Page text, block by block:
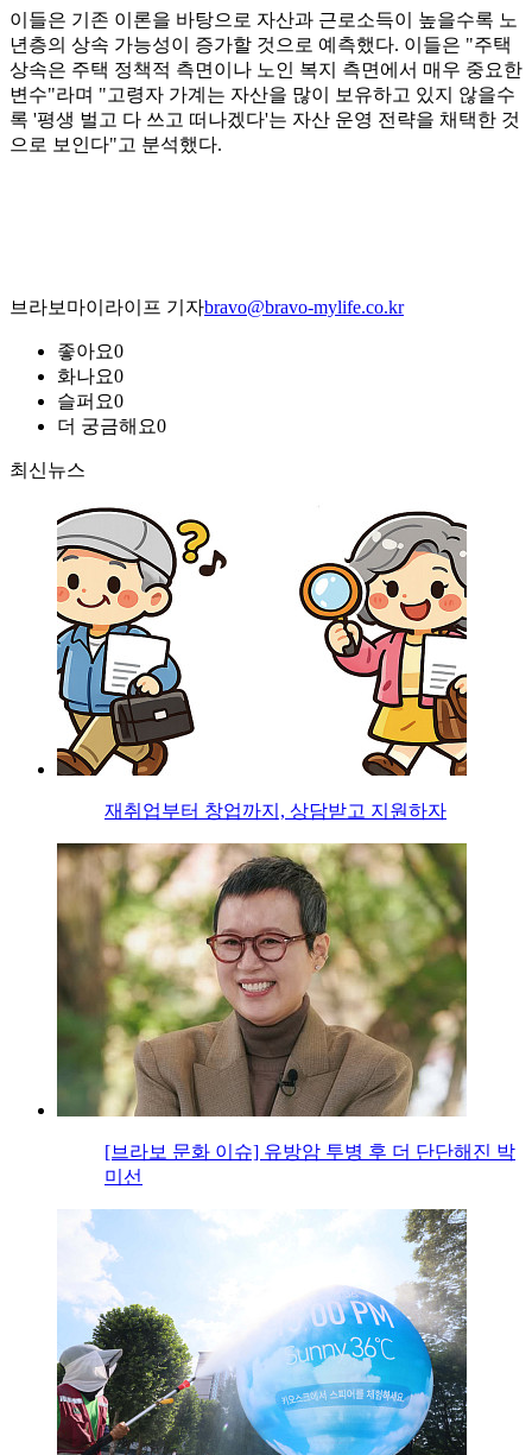
이들은 기존 이론을 바탕으로 자산과 근로소득이 높을수록 노
년층의 상속 가능성이 증가할 것으로 예측했다. 이들은 "주택
상속은 주택 정책적 측면이나 노인 복지 측면에서 매우 중요한
변수"라며 "고령자 가계는 자산을 많이 보유하고 있지 않을수
록 '평생 벌고 다 쓰고 떠나겠다'는 자산 운영 전략을 채택한 것
으로 보인다"고 분석했다.
브라보마이라이프 기자bravo@bravo-mylife.co.kr
좋아요0
화나요0
슬퍼요0
더 궁금해요0
최신뉴스
재취업부터 창업까지, 상담받고 지원하자
[브라보 문화 이슈] 유방암 투병 후 더 단단해진 박
미선